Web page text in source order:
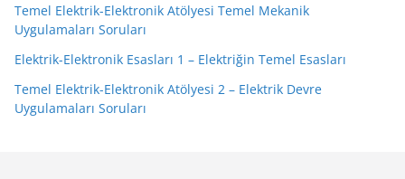
Temel Elektrik-Elektronik Atölyesi Temel Mekanik
Uygulamaları Soruları
Elektrik-Elektronik Esasları 1 – Elektriğin Temel Esasları
Temel Elektrik-Elektronik Atölyesi 2 – Elektrik Devre
Uygulamaları Soruları